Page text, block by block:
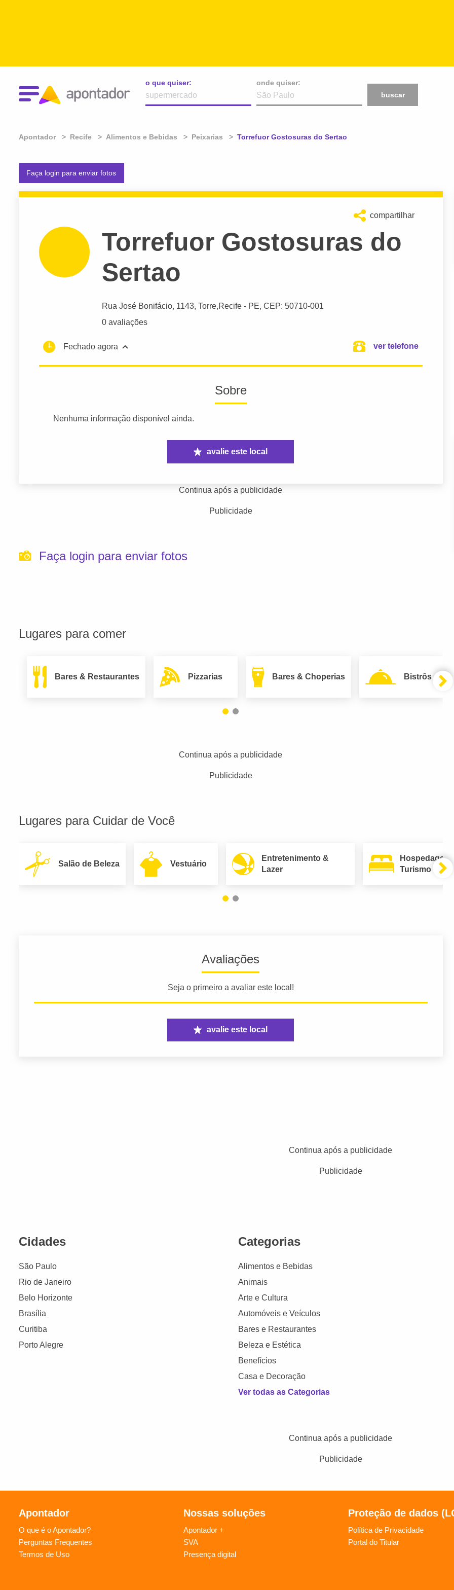
o que quiser:
onde quiser:
buscar
Apontador Recife Alimentos e Bebidas Peixarias Atual:
Torrefuor Gostosuras do Sertao
Faça login para enviar fotos
compartilhar
Torrefuor Gostosuras do
Sertao
Rua José Bonifácio, 1143, Torre,Recife - PE, CEP: 50710-001
0 avaliações
Fechado agora ver telefone
Sobre
Nenhuma informação disponível ainda.
avalie este local
Continua após a publicidade
Publicidade
Faça login para enviar fotos
Lugares para comer
Bares & Restaurantes Pizzarias Bares & Choperias Bistrôs
Continua após a publicidade
Publicidade
Lugares para Cuidar de Você
Salão de Beleza Vestuário
Entretenimento &
Lazer
Hospedagem
Turismo
Avaliações
Seja o primeiro a avaliar este local!
avalie este local
Continua após a publicidade
Publicidade
Cidades
São Paulo
Rio de Janeiro
Belo Horizonte
Brasília
Curitiba
Porto Alegre
Categorias
Alimentos e Bebidas
Animais
Arte e Cultura
Automóveis e Veículos
Bares e Restaurantes
Beleza e Estética
Benefícios
Casa e Decoração
Ver todas as Categorias
Continua após a publicidade
Publicidade
Apontador
O que é o Apontador?
Perguntas Frequentes
Termos de Uso
Nossas soluções
Apontador +
SVA
Presença digital
Proteção de dados
Política de Privacidade
Portal do Titular